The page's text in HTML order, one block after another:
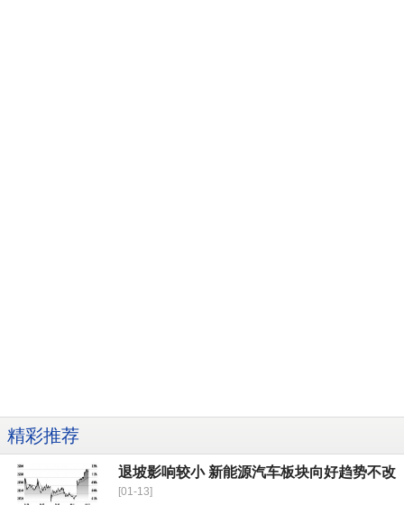
精彩推荐
退坡影响较小 新能源汽车板块向好趋势不改
[01-13]